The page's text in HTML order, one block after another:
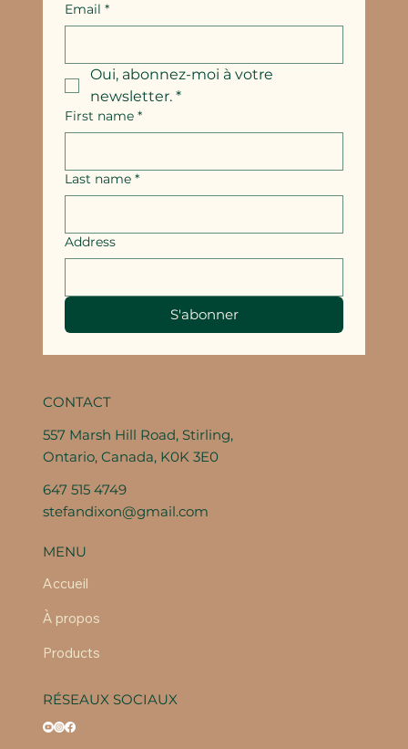
Email *
Oui, abonnez-moi à votre
newsletter. *
First name *
Last name *
Address
S'abonner
CONTACT
557 Marsh Hill Road, Stirling,
Ontario, Canada, K0K 3E0
647 515 4749
stefandixon@gmail.com
MENU
Accueil
À propos
Products
RÉSEAUX SOCIAUX